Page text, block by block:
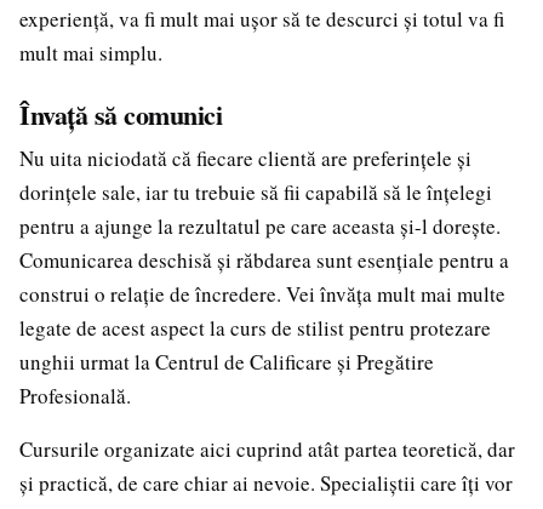
experiență, va fi mult mai ușor să te descurci și totul va fi
mult mai simplu.
Învață să comunici
Nu uita niciodată că fiecare clientă are preferințele și
dorințele sale, iar tu trebuie să fii capabilă să le înțelegi
pentru a ajunge la rezultatul pe care aceasta și-l dorește.
Comunicarea deschisă și răbdarea sunt esențiale pentru a
construi o relație de încredere. Vei învăța mult mai multe
legate de acest aspect la curs de stilist pentru protezare
unghii urmat la Centrul de Calificare și Pregătire
Profesională.
Cursurile organizate aici cuprind atât partea teoretică, dar
și practică, de care chiar ai nevoie. Specialiștii care îți vor